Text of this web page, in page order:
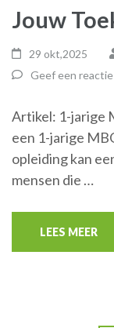
Jouw
29 okt,2025
Geef een reactie
Artikel: 1-jarige
een 1-jarige
opleiding kan
mensen die …
LEES MEER